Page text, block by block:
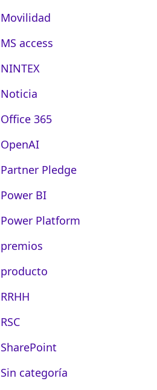
Movilidad
MS access
NINTEX
Noticia
Office 365
OpenAI
Partner Pledge
Power BI
Power Platform
premios
producto
RRHH
RSC
SharePoint
Sin categoría